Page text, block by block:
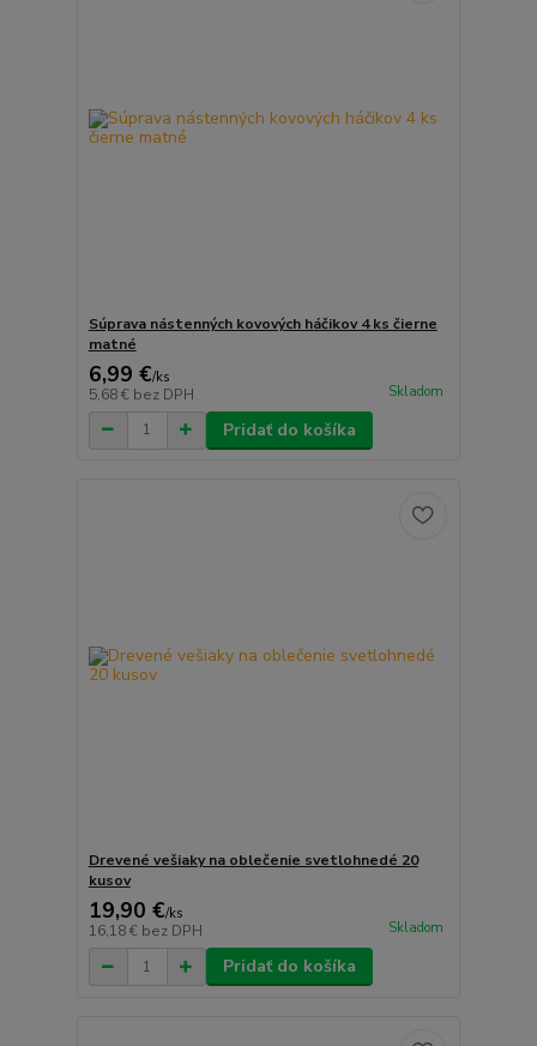
Súprava nástenných kovových háčikov 4 ks čierne
matné
6,99 €/ks
5,68 € bez DPH Skladom
Pridať do košíka
Drevené vešiaky na oblečenie svetlohnedé 20
kusov
19,90 €/ks
16,18 € bez DPH Skladom
Pridať do košíka